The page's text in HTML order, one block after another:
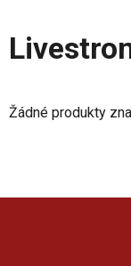
Žádné produkty